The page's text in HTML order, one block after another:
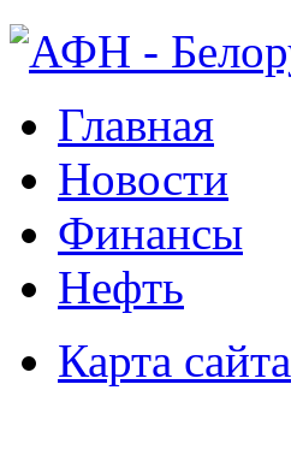
Главная
Новости
Финансы
Нефть
Карта сайта